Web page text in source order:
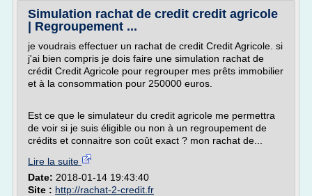
Simulation rachat de credit credit agricole
| Regroupement ...
je voudrais effectuer un rachat de credit Credit Agricole. si
j'ai bien compris je dois faire une simulation rachat de
crédit Credit Agricole pour regrouper mes prêts immobilier
et à la consommation pour 250000 euros.
Est ce que le simulateur du credit agricole me permettra
de voir si je suis éligible ou non à un regroupement de
crédits et connaitre son coût exact ? mon rachat de...
Lire la suite
Date: 2018-01-14 19:43:40
Site : http://rachat-2-credit.fr